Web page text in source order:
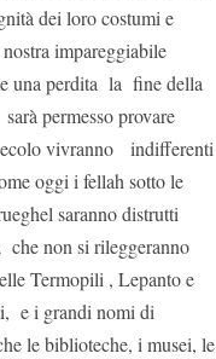
dei loro costumi e
impareggiabile
una perdita la fine della
permesso provare
vivranno indifferenti
oggi i fellah sotto le
saranno distrutti
che non si rileggeranno
Termopili , Lepanto e
e i grandi nomi di
le biblioteche, i musei, le